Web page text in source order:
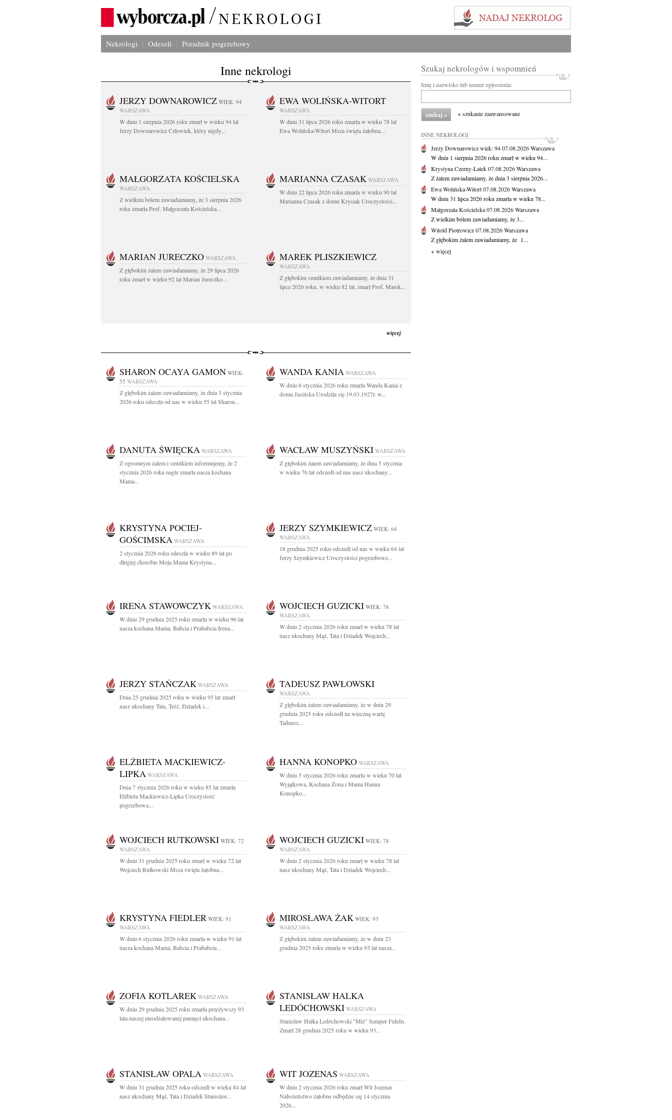
Nekrologi Odeszli Poradnik pogrzebowy
Inne nekrologi
JERZY DOWNAROWICZ WIEK: 94
WARSZAWA
W dniu 1 sierpnia 2026 roku zmarł w wieku 94 lat
Jerzy Downarowicz Człowiek, który nigdy...
EWA WOLIŃSKA-WITORT
WARSZAWA
W dniu 31 lipca 2026 roku zmarła w wieku 78 lat
Ewa Wolińska-Witort Msza święta żałobna...
MAŁGORZATA KOŚCIELSKA
WARSZAWA
Z wielkim bólem zawiadamiamy, że 3 sierpnia 2026
roku zmarła Prof. Małgorzata Kościelska...
MARIANNA CZASAK WARSZAWA
W dniu 22 lipca 2026 roku zmarła w wieku 90 lat
Marianna Czasak z domu Krysiak Uroczystości...
MARIAN JURECZKO WARSZAWA
Z głębokim żalem zawiadamiamy, że 29 lipca 2026
roku zmarł w wieku 92 lat Marian Jureczko...
MAREK PLISZKIEWICZ
WARSZAWA
Z głębokim smutkiem zawiadamiamy, że dnia 31
lipca 2026 roku, w wieku 82 lat, zmarł Prof. Marek...
więcej
SHARON OCAYA GAMON WIEK:
55 WARSZAWA
Z głębokim żalem zawiadamiamy, że dnia 3 stycznia
2026 roku odeszła od nas w wieku 55 lat Sharon...
WANDA KANIA WARSZAWA
W dniu 6 stycznia 2026 roku zmarła Wanda Kania z
domu Jasińska Urodziła się 19.03.1927r. w...
DANUTA ŚWIĘCKA WARSZAWA
Z ogromnym żalem i smutkiem informujemy, że 2
stycznia 2026 roku nagle zmarła nasza kochana
Mama...
WACŁAW MUSZYŃSKI WARSZAWA
Z głębokim żalem zawiadamiamy, że dnia 5 stycznia
w wieku 76 lat odszedł od nas nasz ukochany...
KRYSTYNA POCIEJ-
GOŚCIMSKA WARSZAWA
2 stycznia 2026 roku odeszła w wieku 89 lat po
długiej chorobie Moja Mama Krystyna...
JERZY SZYMKIEWICZ WIEK: 64
WARSZAWA
18 grudnia 2025 roku odszedł od nas w wieku 64 lat
Jerzy Szymkiewicz Uroczystości pogrzebowe...
IRENA STAWOWCZYK WARSZAWA
W dniu 29 grudnia 2025 roku zmarła w wieku 96 lat
nasza kochana Mama, Babcia i Prababcia Irena...
WOJCIECH GUZICKI WIEK: 78
WARSZAWA
W dniu 2 stycznia 2026 roku zmarł w wieku 78 lat
nasz ukochany Mąż, Tata i Dziadek Wojciech...
JERZY STAŃCZAK WARSZAWA
Dnia 25 grudnia 2025 roku w wieku 95 lat zmarł
nasz ukochany Tata, Teść, Dziadek i...
TADEUSZ PAWŁOWSKI
WARSZAWA
Z głębokim żalem zawiadamiamy, że w dniu 29
grudnia 2025 roku odszedł na wieczną wartę
Tadeusz...
ELŻBIETA MACKIEWICZ-
LIPKA WARSZAWA
Dnia 7 stycznia 2026 roku w wieku 85 lat zmarła
Elżbieta Mackiewicz-Lipka Uroczystość
pogrzebowa...
HANNA KONOPKO WARSZAWA
W dniu 5 stycznia 2026 roku zmarła w wieku 70 lat
Wyjątkowa, Kochana Żona i Mama Hanna
Konopko...
WOJCIECH RUTKOWSKI WIEK: 72
WARSZAWA
W dniu 31 grudnia 2025 roku zmarł w wieku 72 lat
Wojciech Rutkowski Msza święta żałobna...
WOJCIECH GUZICKI WIEK: 78
WARSZAWA
W dniu 2 stycznia 2026 roku zmarł w wieku 78 lat
nasz ukochany Mąż, Tata i Dziadek Wojciech...
KRYSTYNA FIEDLER WIEK: 91
WARSZAWA
W dniu 6 stycznia 2026 roku zmarła w wieku 91 lat
nasza kochana Mama, Babcia i Prababcia...
MIROSŁAWA ŻAK WIEK: 93
WARSZAWA
Z głębokim żalem zawiadamiamy, że w dniu 23
grudnia 2025 roku zmarła w wieku 93 lat nasza...
ZOFIA KOTLAREK WARSZAWA
W dniu 29 grudnia 2025 roku zmarła przeżywszy 93
lata naszej nieodżałowanej pamięci ukochana...
STANISŁAW HALKA
LEDÓCHOWSKI WARSZAWA
Stanisław Halka Ledóchowski "Miś" Semper Fidelis.
Zmarł 28 grudnia 2025 roku w wieku 93...
STANISŁAW OPALA WARSZAWA
W dniu 31 grudnia 2025 roku odszedł w wieku 84 lat
nasz ukochany Mąż, Tata i Dziadek Stanisław...
WIT JOZENAS WARSZAWA
W dniu 2 stycznia 2026 roku zmarł Wit Jozenas
Nabożeństwo żałobne odbędzie się 14 stycznia
2026...
Szukaj nekrologów i wspomnień
Imię i nazwisko lub numer ogłoszenia:
+ szukanie zaawansowane
INNE NEKROLOGI
Jerzy Downarowiczwiek: 9407.08.2026Warszawa
W dniu 1 sierpnia 2026 roku zmarł w wieku 94...
Krystyna Czerny-Latek07.08.2026Warszawa
Z żalem zawiadamiamy, że dnia 3 sierpnia 2026...
Ewa Wolińska-Witort07.08.2026Warszawa
W dniu 31 lipca 2026 roku zmarła w wieku 78...
Małgorzata Kościelska07.08.2026Warszawa
Z wielkim bólem zawiadamiamy, że 3...
Witold Piotrowicz07.08.2026Warszawa
Z głębokim żalem zawiadamiamy, że 1...
+ więcej